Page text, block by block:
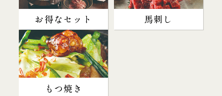
お得なセット 馬刺し
もつ焼き